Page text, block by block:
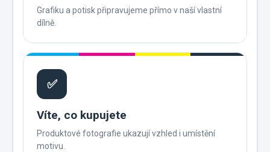
Grafiku a potisk připravujeme přímo v naší vlastní
dílně.
✅
Víte, co kupujete
Produktové fotografie ukazují vzhled i umístění
motivu.